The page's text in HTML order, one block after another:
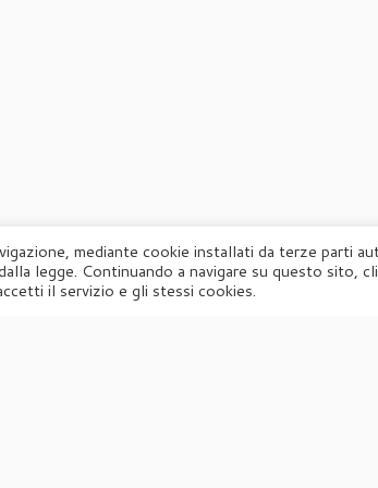
© 2026 Agorà Powered by
mediante cookie installati da terze parti
legge. Continuando a navigare su questo sito,
il servizio e gli stessi cookies.